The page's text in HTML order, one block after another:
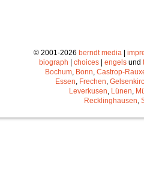
© 2001-2026 berndt media |
biograph | choices | engels und
Bochum Bonn Castrop-
Essen Frechen
Leverkusen Lünen
Recklinghausen